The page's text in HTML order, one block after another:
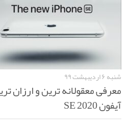
شنبه ۶ اردیبهشت ۹۹
معرفی معقولانه ترین و ارزان
آیفون SE 2020